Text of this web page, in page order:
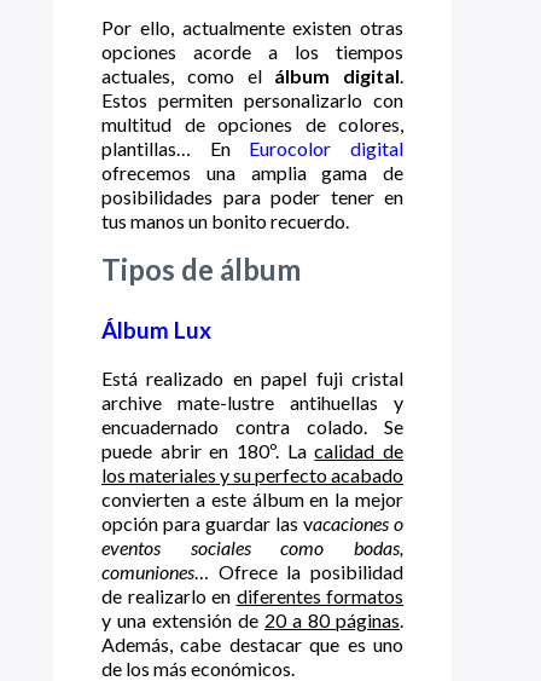
Por ello, actualmente existen otras
opciones acorde a los tiempos
actuales, como el álbum digital.
Estos permiten personalizarlo con
multitud de opciones de colores,
plantillas… En Eurocolor digital
ofrecemos una amplia gama de
posibilidades para poder tener en
tus manos un bonito recuerdo.
Tipos de álbum
Álbum Lux
Está realizado en papel fuji cristal
archive mate-lustre antihuellas y
encuadernado contra colado. Se
puede abrir en 180º. Lacalidad de
los materiales y su perfecto acabado
convierten a este álbum en la mejor
opción para guardar las vacaciones o
eventos sociales como bodas,
comuniones… Ofrece la posibilidad
de realizarlo en diferentes formatos
y una extensión de 20 a 80 páginas.
Además, cabe destacar que es uno
de los más económicos.